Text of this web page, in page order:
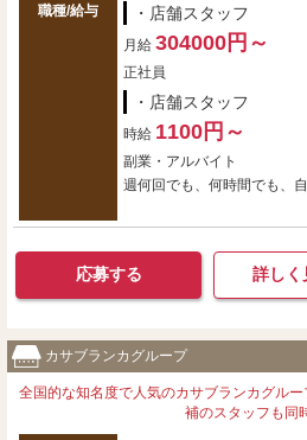
職種/給与 ・店舗スタッフ
月給 304000円～
正社員
・店舗スタッフ
時給 1100円～
副業・アルバイト
週何回でも、何時間でも、
応募する 詳しく
カサブランカグループ
全国的な知名度で人気のカサブランカグル
補のスタッフも同